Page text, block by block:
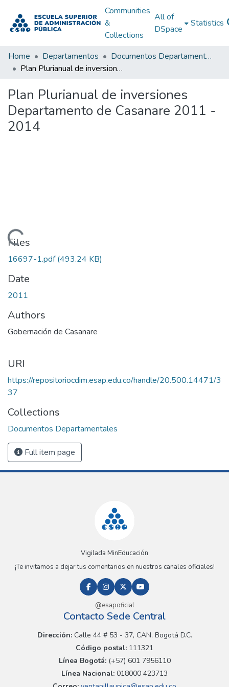
Communities
&
Collections
All of
DSpace
Statistics
Home Departamentos
Documentos Departamentales
Plan Plurianual de inversiones Departamento de Casanare 2011 - 2014
Plan Plurianual de inversiones
Departamento de Casanare 2011 -
2014
Loading...
Files
16697-1.pdf(493.24 KB)
Date
2011
Authors
Gobernación de Casanare
URI
https://repositoriocdim.esap.edu.co/handle/20.500.14471/3
37
Collections
Documentos Departamentales
Full item page
Vigilada MinEducación
¡Te invitamos a dejar tus comentarios en nuestros canales oficiales!
@esapoficial
Contacto Sede Central
Dirección:Calle 44 # 53 - 37, CAN, Bogotá D.C.
Código postal: 111321
Línea Bogotá:(+57) 601 7956110
Línea Nacional: 018000 423713